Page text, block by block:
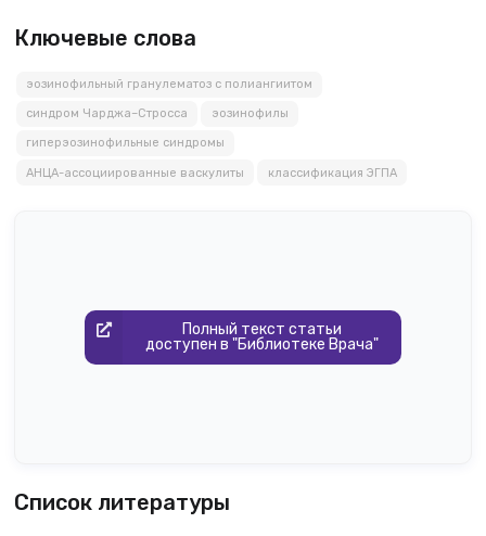
Ключевые слова
эозинофильный гранулематоз с полиангиитом
синдром Чарджа–Стросса эозинофилы
гиперэозинофильные синдромы
АНЦА-ассоциированные васкулиты классификация ЭГПА
Полный текст статьи
доступен в "Библиотеке Врача"
Список литературы